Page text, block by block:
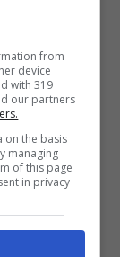
è
il
contributo
INPS.
contributi
from
device
with 319
our partners
on the basis
managing
of this page
in privacy